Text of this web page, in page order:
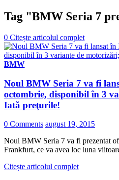
Tag "BMW Seria 7
0 Citește articolul complet
BMW
Noul BMW Seria 7 va fi
octombrie, disponibil în 3
Iată preţurile!
0 Comments august 19, 2015
Noul BMW Seria 7 va fi prezentat
Frankfurt, ce va avea loc luna
Citește articolul complet